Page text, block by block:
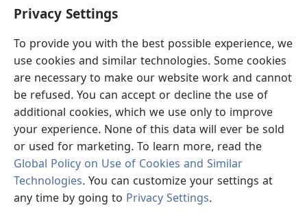
Privacy Settings
To provide you with the best possible experience, we
use cookies and similar technologies. Some cookies
are necessary to make our website work and cannot
be refused. You can accept or decline the use of
additional cookies, which we use only to improve
your experience. None of this data will ever be sold
or used for marketing. To learn more, read the
Global Policy on Use of Cookies and Similar
Technologies. You can customize your settings at
any time by going to Privacy Settings.
દાન
new
window)વોચટાવર ઓનલાઇન લાઇબ્રેરી
(opens
new
window)JW Hub
(opens
new
window)
Copyright© 2026 Watch Tower Bible and Tract Society of Pennsylvania.
ઉપયોગ કરવા માટેની શરતો પ્રાઇવસી પોલિસી |PRIVACY SETTINGS